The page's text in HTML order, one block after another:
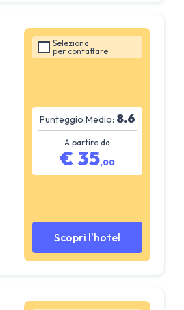
Seleziona
per contattare
Punteggio Medio: 8.6
A partire da
€35,00
Scopri l'hotel